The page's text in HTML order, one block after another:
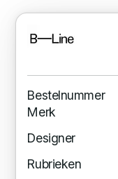
Bestelnummer
Merk
Designer
Rubrieken